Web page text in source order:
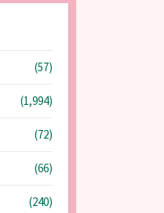
(57)
(1,994)
(72)
(66)
(240)